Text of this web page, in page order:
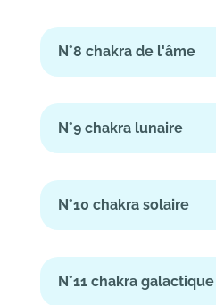
N°8 chakra de l'âme
N°9 chakra lunaire
N°10 chakra solaire
N°11 chakra galactique